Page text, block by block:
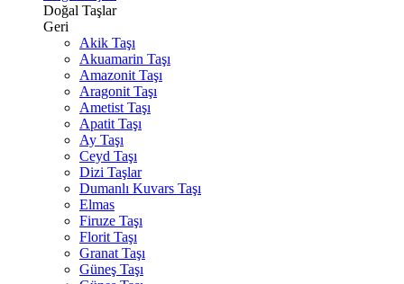
Doğal Taşlar
Geri
Akik Taşı
Akuamarin Taşı
Amazonit Taşı
Aragonit Taşı
Ametist Taşı
Apatit Taşı
Ay Taşı
Ceyd Taşı
Dizi Taşlar
Dumanlı Kuvars Taşı
Elmas
Firuze Taşı
Florit Taşı
Granat Taşı
Güneş Taşı